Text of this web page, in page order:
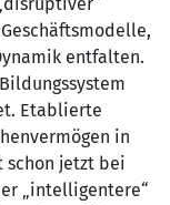
entfalten.
Etablierte
in
schon jetzt bei
„intelligentere“